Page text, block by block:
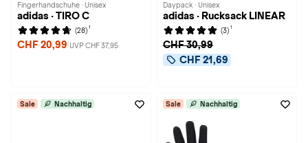
Fingerhandschuhe · Unisex
adidas · TIRO C
(28) 1
CHF 20,99 UVP CHF 37,95
Daypack · Unisex
adidas · Rucksack LINEAR
(3) 1
CHF 30,99
CHF 21,69
Sale Nachhaltig Sale Nachhaltig